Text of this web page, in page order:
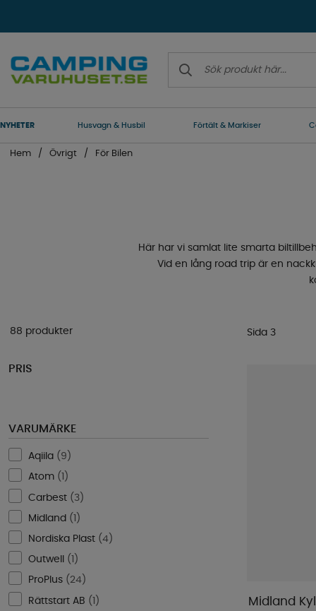
NYHETER Husvagn & Husbil Förtält & Markiser
Hem Övrigt För Bilen
Här har vi samlat lite smarta
Vid en lång road trip är en
88 produkter
PRIS
VARUMÄRKE
Aqiila ( 9 )
Atom ( )
Carbest ( 3 )
Midland (1 )
Nordiska Plast (4)
Outwell ( )
ProPlus ( 24)
Rättstart AB (1 )
Sida 3
Midland